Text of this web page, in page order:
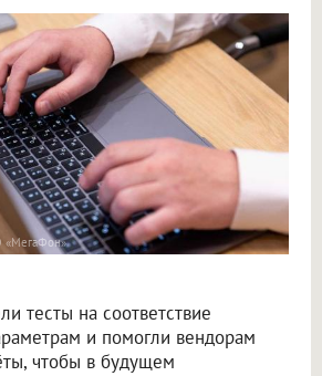
«МегаФон»
тесты на соответствие
и помогли вендорам
чтобы в будущем